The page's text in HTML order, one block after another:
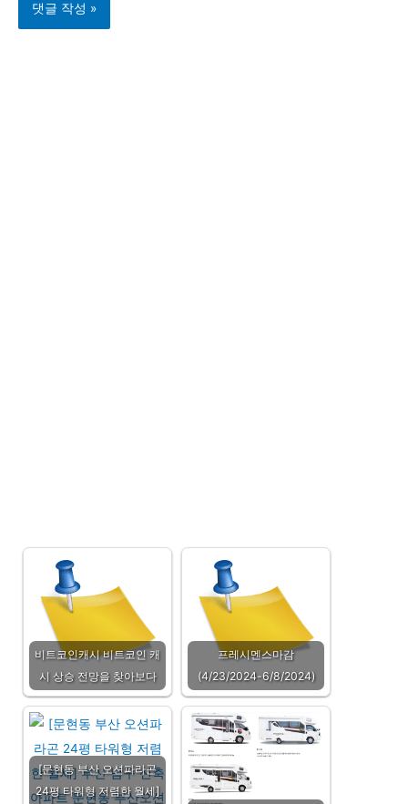
비트코인캐시 비트코인 캐
시 상승 전망을 찾아보다
프레시멘스마감
(4/23/2024-6/8/2024)
[문현동 부산 오션파라곤
24평 타워형 저렴한 월세]